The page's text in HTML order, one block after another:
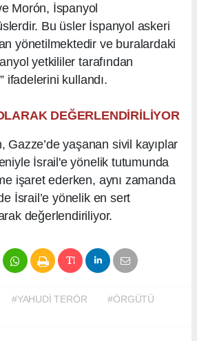
Morón, İspanyol
Bu üsler İspanyol askeri
yönetilmektedir ve buralardaki
yetkililer tarafından
ifadelerini kullandı.
DEĞERLENDİRİLİYOR
Gazze’de yaşanan sivil kayıplar
İsrail'e yönelik tutumunda
işaret ederken, aynı zamanda
İsrail’e yönelik en sert
değerlendiriliyor.
#YAHUDİ TERÖR
#ÖRGÜTÜ